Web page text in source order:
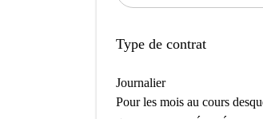
Type de contrat
Journalier
Pour les mois au cours